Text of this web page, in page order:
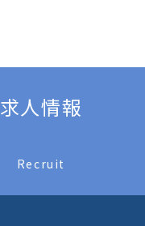
求人情報
Recruit